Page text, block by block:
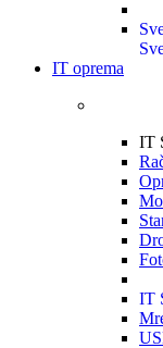
IT oprema
IT
IT